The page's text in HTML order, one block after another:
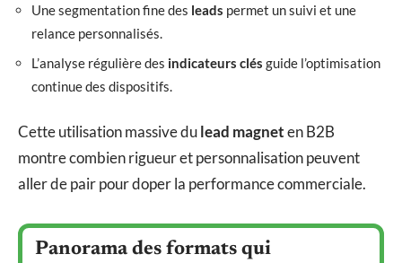
Une segmentation fine des leads permet un suivi et une
relance personnalisés.
L’analyse régulière des indicateurs clés guide l’optimisation
continue des dispositifs.
Cette utilisation massive dulead magneten B2B
montre combien rigueur et personnalisation peuvent
aller de pair pour doper la performance commerciale.
Panorama des formats qui